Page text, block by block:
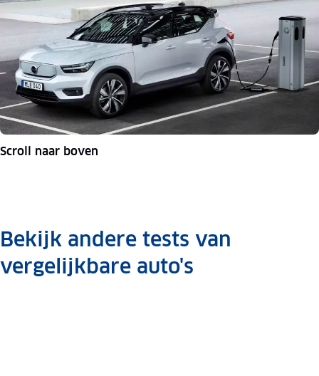
Scroll naar boven
Bekijk andere tests van
vergelijkbare auto's